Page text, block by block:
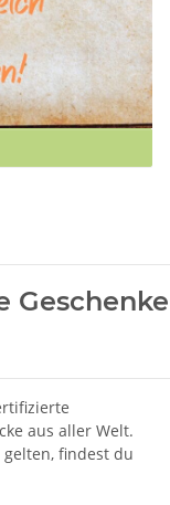
Geschenke
aus aller Welt.
findest du